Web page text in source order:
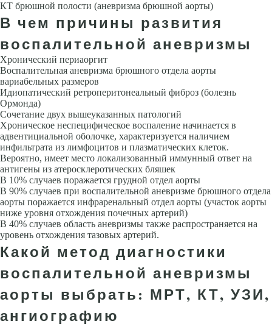
КТ брюшной полости (аневризма брюшной аорты)
В чем причины развития
воспалительной аневризмы
Хронический периаоргит
Воспалительная аневризма брюшного отдела аорты
вариабельных размеров
Идиопатический ретроперитонеальный фиброз (болезнь
Ормонда)
Сочетание двух вышеуказанных патоло­гий
Хроническое неспецифическое воспаление начинается в
адвенти­циальной оболочке, характеризуется наличием
инфильтрата из лимфо­цитов и плазматических клеток.
Вероятно, имеет место локализованный иммунный ответ на
антигены из атеросклеротических бляшек
В 10% случаев поражается грудной отдел аорты
В 90% случаев при воспалительной аневризме брюшного отдела
аорты поражается инфраренальный отдел аорты (участок аорты
ниже уровня отхождения почечных артерий)
В 40% случаев область аневризмы также распро­страняется на
уровень отхождения тазовых артерий.
Какой метод диагностики
воспалительной аневризмы
аорты выбрать: МРТ, КТ, УЗИ,
ангиографию